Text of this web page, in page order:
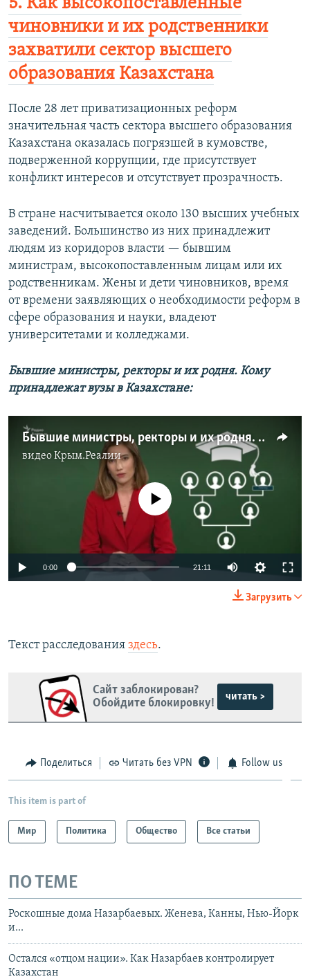
5. Как высокопоставленные
чиновники и их родственники
захватили сектор высшего
образования Казахстана
После 28 лет приватизационных реформ
значительная часть сектора высшего образования
Казахстана оказалась погрязшей в кумовстве,
подверженной коррупции, где присутствует
конфликт интересов и отсутствует прозрачность.
В стране насчитывается около 130 высших учебных
заведений. Большинство из них принадлежит
людям из коридоров власти — бывшим
министрам, высокопоставленным лицам или их
родственникам. Жены и дети чиновников, время
от времени заявляющих о необходимости реформ в
сфере образования и науки, владеют
университетами и колледжами.
Бывшие министры, ректоры и их родня. Кому
принадлежат вузы в Казахстане:
Бывшие министры, ректоры и их родня. Кому принадлежат вузы в Казахстане
видеоКрым.Реалии
No media source currently available
0:00 21:11
240p
1080p
Загрузить
Текст расследования здесь.
Сайт заблокирован?
Обойдите блокировку!
читать >
Поделиться Читать без VPN Follow us
This item is part of
Мир Политика Общество Все статьи
ПО ТЕМЕ
Роскошные дома Назарбаевых. Женева, Канны, Нью-Йорк
и...
Остался «отцом нации». Как Назарбаев контролирует
Казахстан